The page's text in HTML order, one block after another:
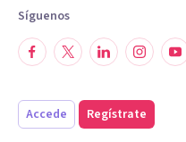
Síguenos
Accede Regístrate